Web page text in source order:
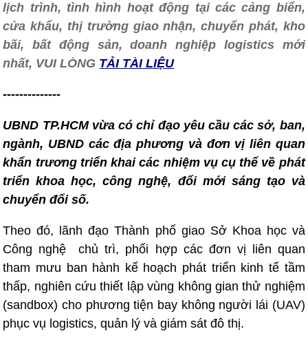
lịch trình, tình hình hoạt động tại các cảng biển,
cửa khẩu, thị trường giao nhận, chuyển phát, kho
bãi, bất động sản, doanh nghiệp logistics mới
nhất, VUI LÒNG TẢI TÀI LIỆU
--------------
UBND TP.HCM vừa có chỉ đạo yêu cầu các sở, ban,
ngành, UBND các địa phương và đơn vị liên quan
khẩn trương triển khai các nhiệm vụ cụ thể về phát
triển khoa học, công nghệ, đổi mới sáng tạo và
chuyển đổi số.
Theo đó, lãnh đạo Thành phố giao Sở Khoa học và
Công nghệ chủ trì, phối hợp các đơn vị liên quan
tham mưu ban hành kế hoạch phát triển kinh tế tầm
thấp, nghiên cứu thiết lập vùng không gian thử nghiệm
(sandbox) cho phương tiện bay không người lái (UAV)
phục vụ logistics, quản lý và giám sát đô thị.